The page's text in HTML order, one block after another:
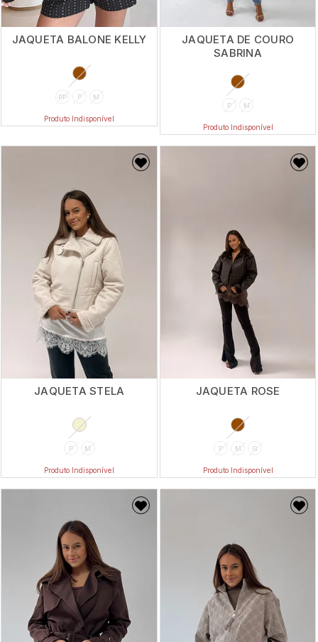
JAQUETA BALONE KELLY
PP P M
Produto Indisponível
JAQUETA DE COURO
SABRINA
P M
Produto Indisponível
JAQUETA STELA
P M
Produto Indisponível
JAQUETA ROSE
P M G
Produto Indisponível